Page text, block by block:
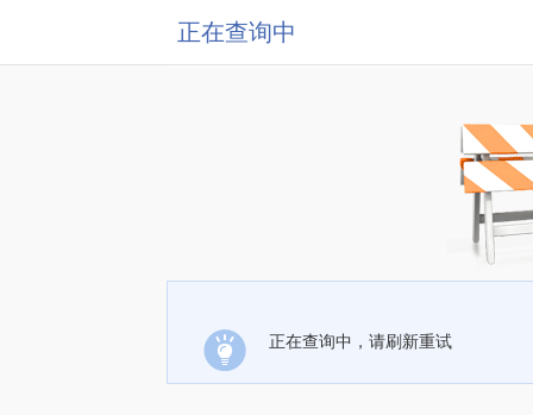
正在查询中
正在查询中，请刷新重试